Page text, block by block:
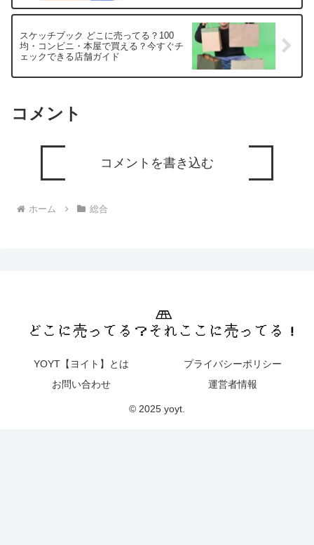
スケッチブック どこに売ってる？100
均・コンビニ・本屋で買える？今すぐチ
ェックできる店舗ガイド
コメント
コメントを書き込む
ホーム 総合
YOYT【ヨイト】とは
プライバシーポリシー
お問い合わせ
運営者情報
© 2025 yoyt.